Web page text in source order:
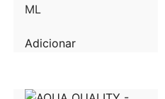
ML
Adicionar